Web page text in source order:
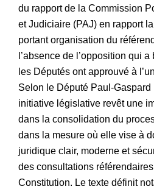
du rapport de la Commission
et Judiciaire (PAJ) en rapport
portant organisation du
l’absence de l’opposition qui
les Députés ont approuvé à
Selon le Député Paul-Gaspard
initiative législative revêt une
dans la consolidation du
dans la mesure où elle vise à
juridique clair, moderne et
des consultations
Constitution. Le texte définit